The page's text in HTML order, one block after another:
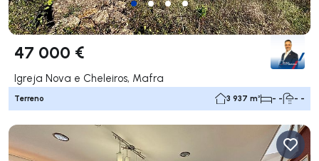
47 000 €
Igreja Nova e Cheleiros, Mafra
Terreno 3 937 m² - - - -